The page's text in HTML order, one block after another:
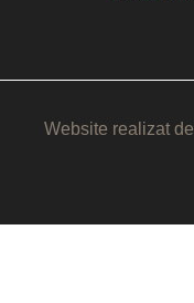
Website realizat de